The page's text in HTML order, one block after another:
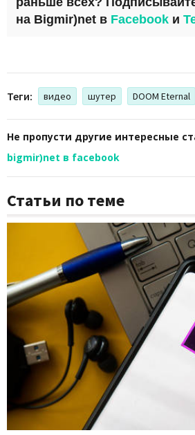
на Bigmir)net в Facebook и
Теги: видео шутер DOOM Eternal
Не пропусти другие интересные
bigmir)net в facebook
Статьи по теме